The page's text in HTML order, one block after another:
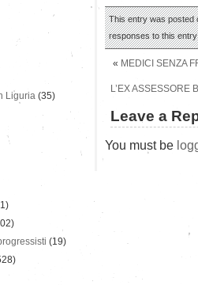
This entry was posted
responses to this
« MEDICI SENZA
L’EX ASSESSORE
Leave a
You must be
Liguria (35)
(19)